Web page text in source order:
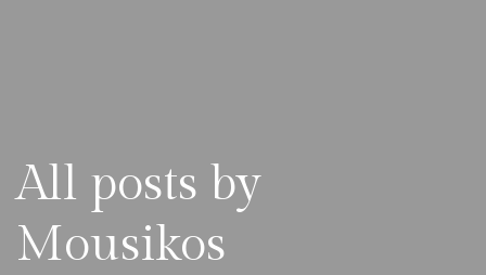
All posts by
Mousikos